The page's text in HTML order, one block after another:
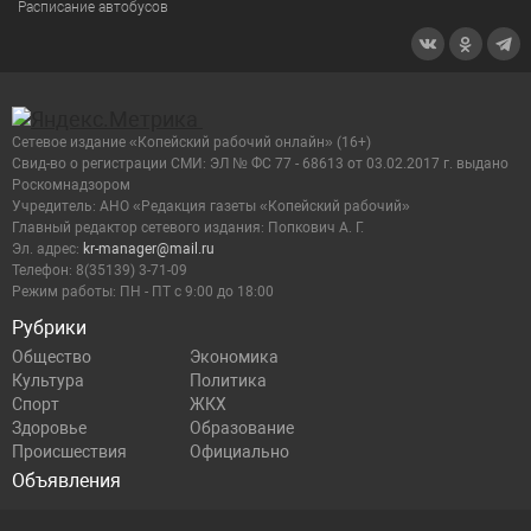
Расписание автобусов
Рубрики
Общество
Экономика
Культура
Политика
Спорт
ЖКХ
Здоровье
Образование
Происшествия
Официально
Объявления
Сетевое издание «Копейский рабочий онлайн» (16+)
Cвид-во о регистрации СМИ: ЭЛ № ФС 77 - 68613 от 03.02.2017 г. выдано
Роскомнадзором
Учредитель: АНО «Редакция газеты «Копейский рабочий»
Главный редактор сетевого издания: Попкович А. Г.
Эл. адрес: kr-manager@mail.ru
Телефон: 8(35139) 3-71-09
Режим работы: ПН - ПТ с 9:00 до 18:00